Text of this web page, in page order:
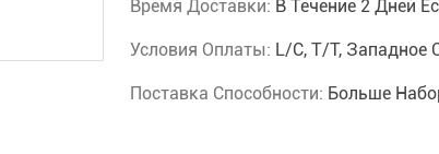
Время Доставки: В Течение 2 Дней
Условия Оплаты: L/C, T/T, Западное
Поставка Способности: Больше